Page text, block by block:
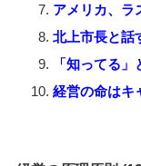
アメリカ、ラ
北上市長と話
「知ってる
経営の命はキ